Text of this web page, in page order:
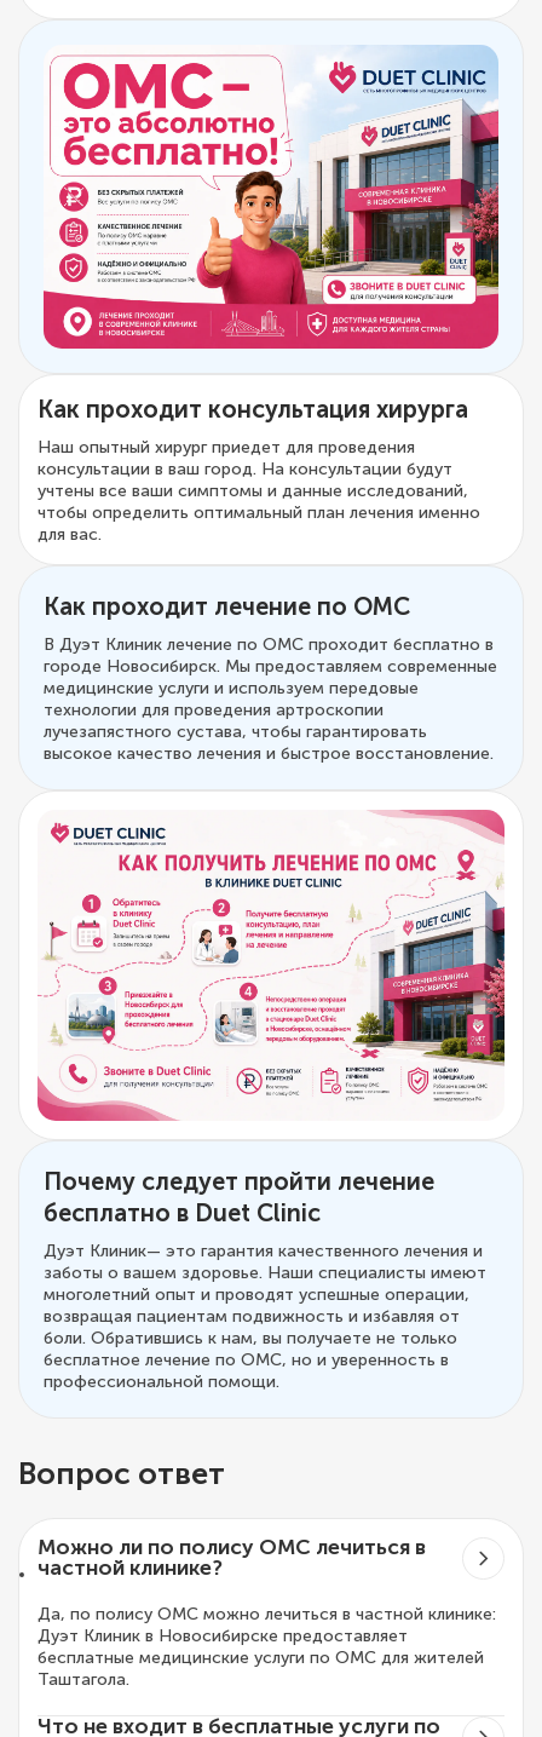
Как проходит консультация хирурга
Наш опытный хирург приедет для проведения
консультации в ваш город. На консультации будут
учтены все ваши симптомы и данные исследований,
чтобы определить оптимальный план лечения именно
для вас.
Как проходит лечение по ОМС
В Дуэт Клиник лечение по ОМС проходит бесплатно в
городе Новосибирск. Мы предоставляем современные
медицинские услуги и используем передовые
технологии для проведения артроскопии
лучезапястного сустава, чтобы гарантировать
высокое качество лечения и быстрое восстановление.
Почему следует пройти лечение
бесплатно в Duet Clinic
Дуэт Клиник— это гарантия качественного лечения и
заботы о вашем здоровье. Наши специалисты имеют
многолетний опыт и проводят успешные операции,
возвращая пациентам подвижность и избавляя от
боли. Обратившись к нам, вы получаете не только
бесплатное лечение по ОМС, но и уверенность в
профессиональной помощи.
Вопрос ответ
Можно ли по полису ОМС лечиться в
частной клинике?
Да, по полису ОМС можно лечиться в частной клинике:
Дуэт Клиник в Новосибирске предоставляет
бесплатные медицинские услуги по ОМС для жителей
Таштагола.
Что не входит в бесплатные услуги по